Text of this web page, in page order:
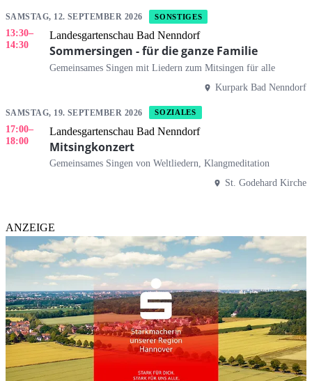
SAMSTAG, 12. SEPTEMBER 2026 SONSTIGES
13:30–
14:30
Landesgartenschau Bad Nenndorf
Sommersingen - für die ganze Familie
Gemeinsames Singen mit Liedern zum Mitsingen für alle
Kurpark Bad Nenndorf
SAMSTAG, 19. SEPTEMBER 2026 SOZIALES
17:00–
18:00
Landesgartenschau Bad Nenndorf
Mitsingkonzert
Gemeinsames Singen von Weltliedern, Klangmeditation
St. Godehard Kirche
ANZEIGE